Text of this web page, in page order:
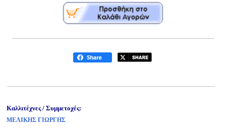
Καλλιτέχνες / Συμμετοχές:
ΜΕΛΙΚΗΣ ΓΙΩΡΓΗΣ